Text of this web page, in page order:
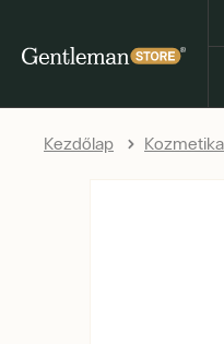
Kezdőlap Kozmetika